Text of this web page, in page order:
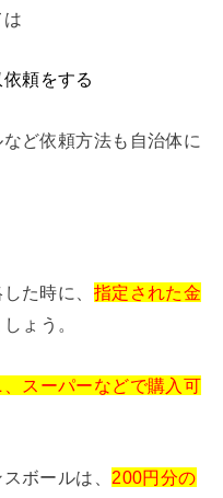
頼をする
ど依頼方法も自治体に
た時に、 指定された金
ょう。
スーパーなどで購入可
ボールは、 200円分の